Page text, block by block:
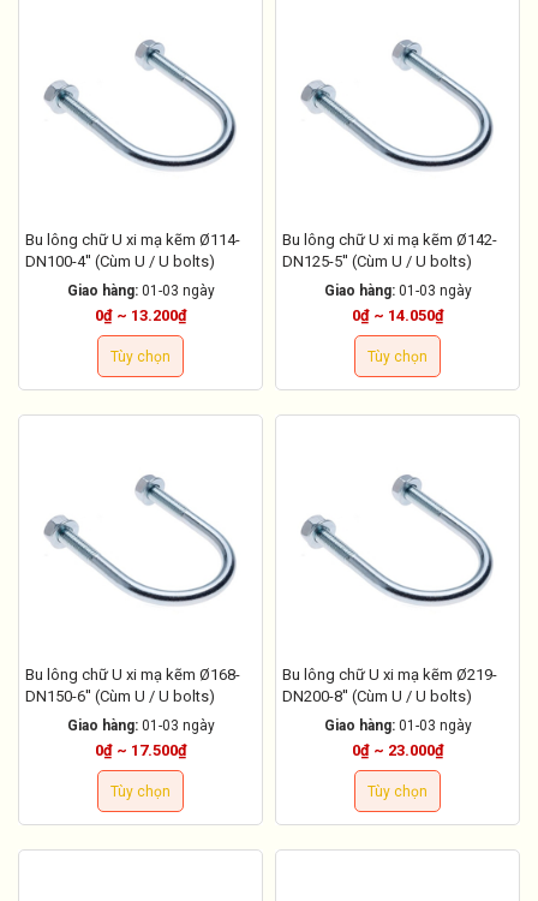
Bu lông chữ U xi mạ kẽm Ø114-
DN100-4'' (Cùm U / U bolts)
Giao hàng: 01-03 ngày
0₫ ~ 13.200₫
Tùy chọn
Bu lông chữ U xi mạ kẽm Ø142-
DN125-5'' (Cùm U / U bolts)
Giao hàng: 01-03 ngày
0₫ ~ 14.050₫
Tùy chọn
Bu lông chữ U xi mạ kẽm Ø168-
DN150-6'' (Cùm U / U bolts)
Giao hàng: 01-03 ngày
0₫ ~ 17.500₫
Tùy chọn
Bu lông chữ U xi mạ kẽm Ø219-
DN200-8'' (Cùm U / U bolts)
Giao hàng: 01-03 ngày
0₫ ~ 23.000₫
Tùy chọn